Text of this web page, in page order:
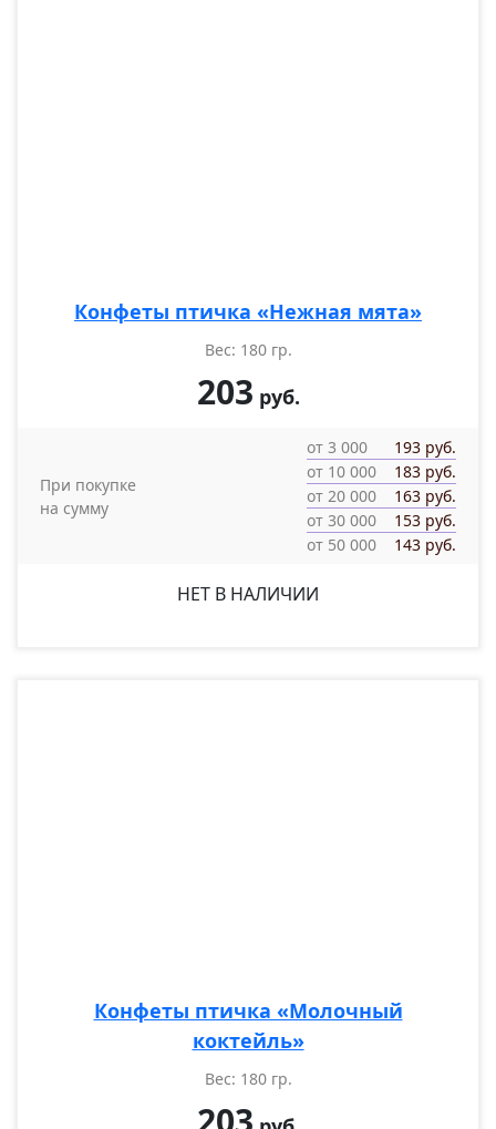
Конфеты птичка «Нежная мята»
Вес: 180 гр.
203 руб.
При покупке
на сумму
от 3 000
193 руб.
от 10 000
183 руб.
от 20 000
163 руб.
от 30 000
153 руб.
от 50 000
143 руб.
НЕТ В НАЛИЧИИ
Конфеты птичка «Молочный
коктейль»
Вес: 180 гр.